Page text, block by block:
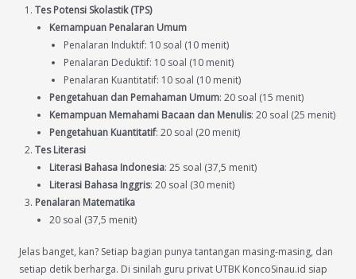
Tes Potensi Skolastik (TPS)
Kemampuan Penalaran Umum
Penalaran Induktif: 10 soal (10 menit)
Penalaran Deduktif: 10 soal (10 menit)
Penalaran Kuantitatif: 10 soal (10 menit)
Pengetahuan dan Pemahaman Umum: 20 soal (15 menit)
Kemampuan Memahami Bacaan dan Menulis: 20 soal (25 menit)
Pengetahuan Kuantitatif: 20 soal (20 menit)
Tes Literasi
Literasi Bahasa Indonesia: 25 soal (37,5 menit)
Literasi Bahasa Inggris: 20 soal (30 menit)
Penalaran Matematika
20 soal (37,5 menit)
Jelas banget, kan? Setiap bagian punya tantangan masing-masing, dan
setiap detik berharga. Di sinilah guru privat UTBK KoncoSinau.id siap